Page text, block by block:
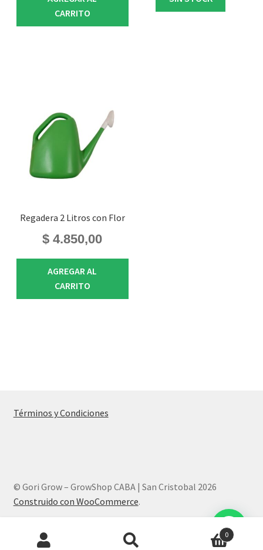
CARRITO
Regadera 2 Litros con Flor
$ 4.850,00
AGREGAR AL
CARRITO
Términos y Condiciones
© Gori Grow – GrowShop CABA | San Cristobal 2026
Construido con WooCommerce.
Products
search
0